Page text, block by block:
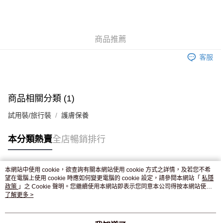
商品推薦
客服
商品相關分類 (1)
試用裝/旅行裝 護膚保養
本分類熱賣全店暢銷排行
熱門標籤
熱銷排行
本網站中使用 cookie，欲查詢有關本網站使用 cookie 方式之詳情，及若您不希
望在電腦上使用 cookie 時應如何變更電腦的 cookie 設定，請參閱本網站「 私隱
政策 」之 Cookie 聲明。您繼續使用本網站即表示您同意本公司得按本網站使用
條款之 Cookie 聲明使用 cookie。
了解更多 >